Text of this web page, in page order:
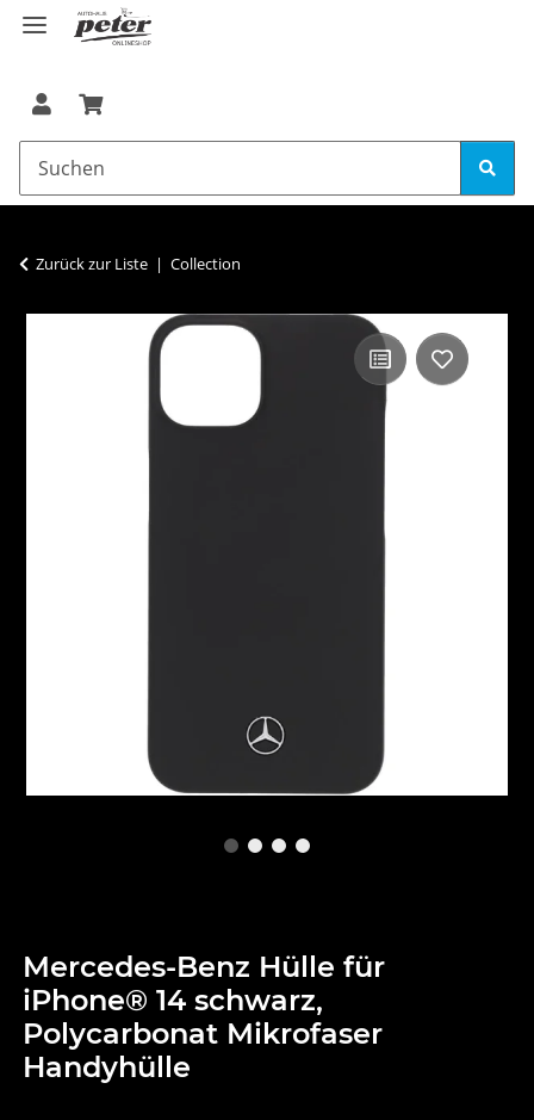
Zurück zur Liste Collection
Mercedes-Benz Hülle für
iPhone® 14 schwarz,
Polycarbonat Mikrofaser
Handyhülle